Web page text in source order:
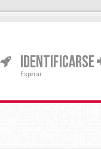
IDENTIFICARSE
Esperar